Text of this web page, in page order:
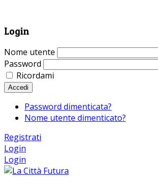
Login
Nome utente
Password
Ricordami
Accedi
Password dimenticata?
Nome utente dimenticato?
Registrati
Login
Login